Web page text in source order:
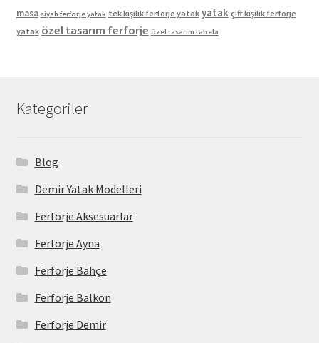
masa siyah ferforje yatak tek kişilik ferforje yatak yatak çift kişilik ferforje
yatak özel tasarım ferforje özel tasarım tabela
Kategoriler
Blog
Demir Yatak Modelleri
Ferforje Aksesuarlar
Ferforje Ayna
Ferforje Bahçe
Ferforje Balkon
Ferforje Demir